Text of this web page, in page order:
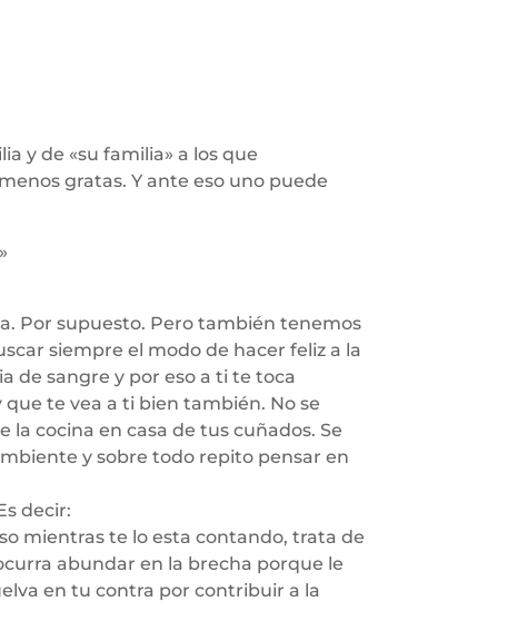
y de «su familia» a los que
gratas. Y ante eso uno puede
Por supuesto. Pero también tenemos
siempre el modo de hacer feliz a la
de sangre y por eso a ti te toca
te vea a ti bien también. No se
cocina en casa de tus cuñados. Se
y sobre todo repito pensar en
decir:
mientras te lo esta contando, trata de
abundar en la brecha porque le
en tu contra por contribuir a la